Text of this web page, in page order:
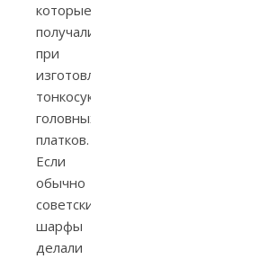
которые
получались
при
изготовлении
тонкосуконных
головных
платков.
Если
обычно
советские
шарфы
делали